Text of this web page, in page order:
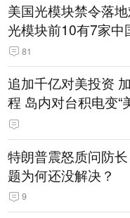
美国光模块禁令落
光模块前10有7家中
界人士：想“脱钩”并
81
追加千亿对美投资
程 岛内对台积电变“
忧加剧
特朗普震怒质问防
题为何还没解决？
9